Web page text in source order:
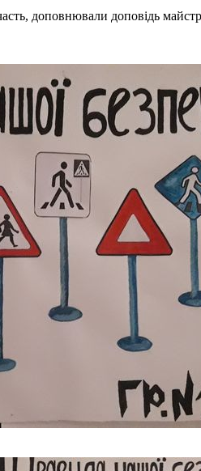
доповнювали доповідь